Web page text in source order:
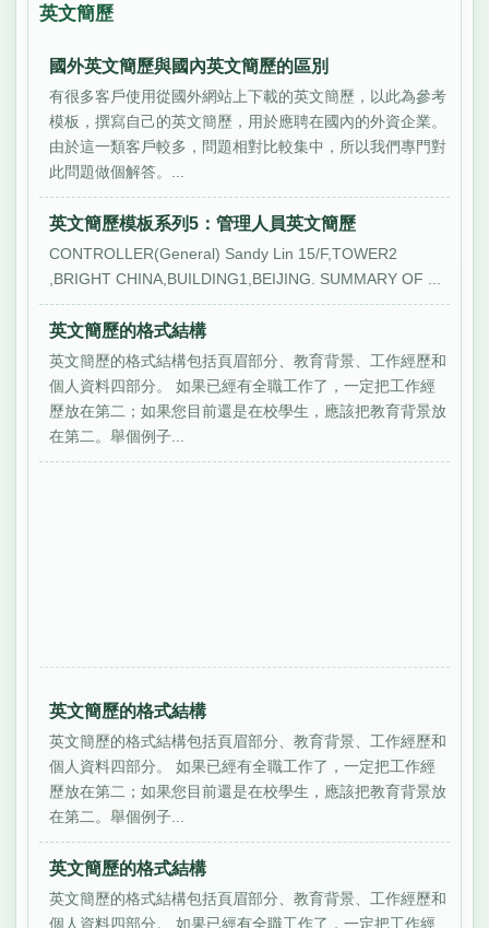
英文簡歷
國外英文簡歷與國內英文簡歷的區別
有很多客戶使用從國外網站上下載的英文簡歷，以此為參考
模板，撰寫自己的英文簡歷，用於應聘在國內的外資企業。
由於這一類客戶較多，問題相對比較集中，所以我們專門對
此問題做個解答。...
英文簡歷模板系列5：管理人員英文簡歷
CONTROLLER(General) Sandy Lin 15/F,TOWER2
,BRIGHT CHINA,BUILDING1,BEIJING. SUMMARY OF ...
英文簡歷的格式結構
英文簡歷的格式結構包括頁眉部分、教育背景、工作經歷和
個人資料四部分。 如果已經有全職工作了，一定把工作經
歷放在第二；如果您目前還是在校學生，應該把教育背景放
在第二。舉個例子...
英文簡歷的格式結構
英文簡歷的格式結構包括頁眉部分、教育背景、工作經歷和
個人資料四部分。 如果已經有全職工作了，一定把工作經
歷放在第二；如果您目前還是在校學生，應該把教育背景放
在第二。舉個例子...
英文簡歷的格式結構
英文簡歷的格式結構包括頁眉部分、教育背景、工作經歷和
個人資料四部分。 如果已經有全職工作了，一定把工作經